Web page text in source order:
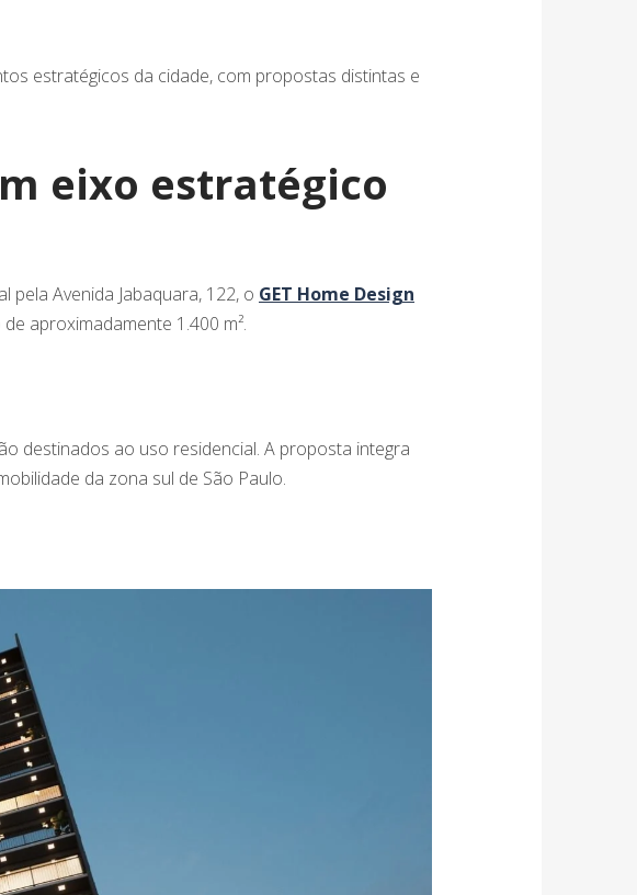
estratégicos da cidade, com propostas distintas e
eixo estratégico
pela Avenida Jabaquara, 122, o GET Home Design
aproximadamente 1.400 m².
destinados ao uso residencial. A proposta integra
da zona sul de São Paulo.